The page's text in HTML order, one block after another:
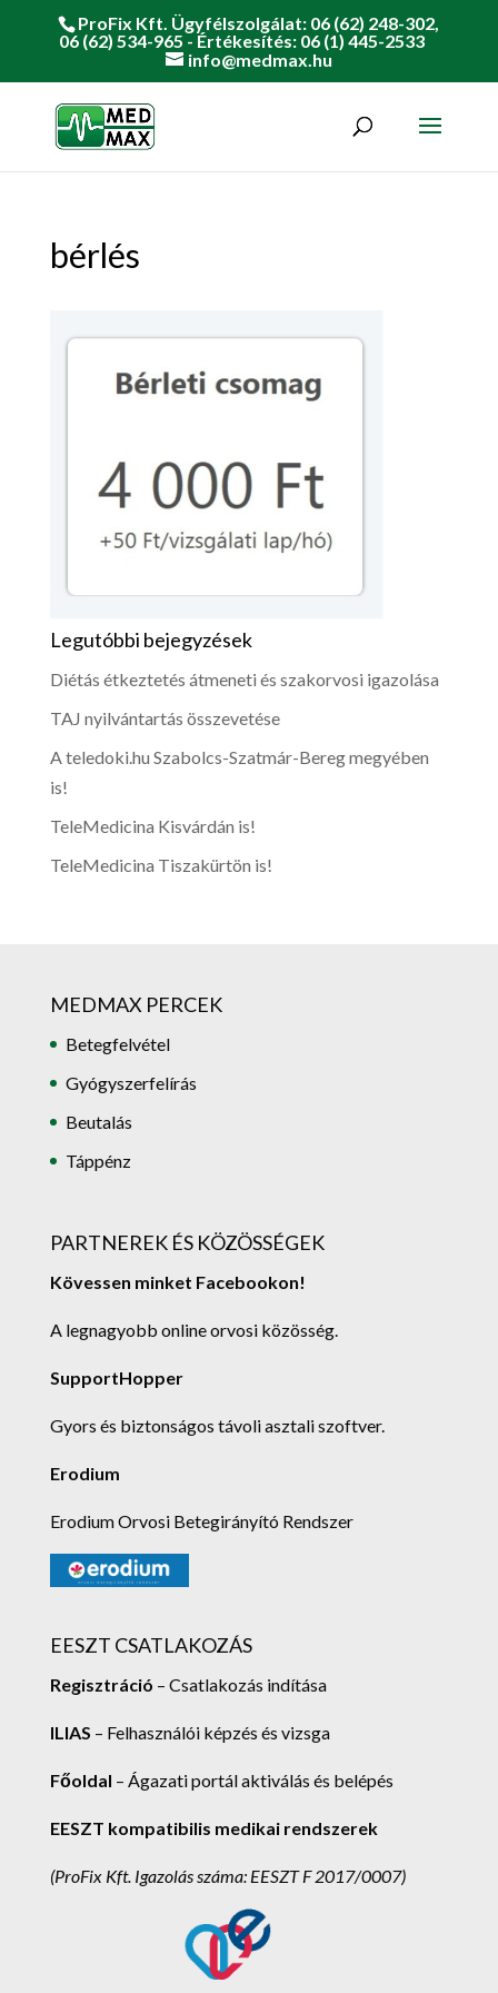
ProFix Kft. Ügyfélszolgálat: 06 (62) 248-302,
06 (62) 534-965 - Értékesítés: 06 (1) 445-2533
info@medmax.hu
bérlés
Legutóbbi bejegyzések
Diétás étkeztetés átmeneti és szakorvosi igazolása
TAJ nyilvántartás összevetése
A teledoki.hu Szabolcs-Szatmár-Bereg megyében
is!
TeleMedicina Kisvárdán is!
TeleMedicina Tiszakürtön is!
MEDMAX PERCEK
Betegfelvétel
Gyógyszerfelírás
Beutalás
Táppénz
PARTNEREK ÉS KÖZÖSSÉGEK
Kövessen minket Facebookon!
A legnagyobb online orvosi közösség.
SupportHopper
Gyors és biztonságos távoli asztali szoftver.
Erodium
Erodium Orvosi Betegirányító Rendszer
EESZT CSATLAKOZÁS
Regisztráció – Csatlakozás indítása
ILIAS – Felhasználói képzés és vizsga
Főoldal – Ágazati portál aktiválás és belépés
EESZT kompatibilis medikai rendszerek
(ProFix Kft. Igazolás száma: EESZT F 2017/0007)